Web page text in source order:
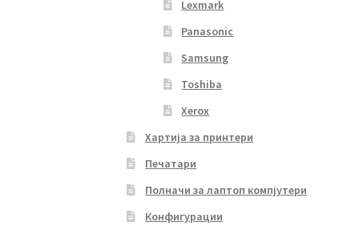
Lexmark
Panasonic
Samsung
Toshiba
Xerox
Хартија за принтери
Печатари
Полначи за лаптоп компјутери
Конфигурации